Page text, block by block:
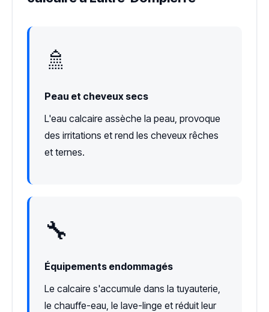
🚿
Peau et cheveux secs
L'eau calcaire assèche la peau, provoque
des irritations et rend les cheveux rêches
et ternes.
🔧
Équipements endommagés
Le calcaire s'accumule dans la tuyauterie,
le chauffe-eau, le lave-linge et réduit leur